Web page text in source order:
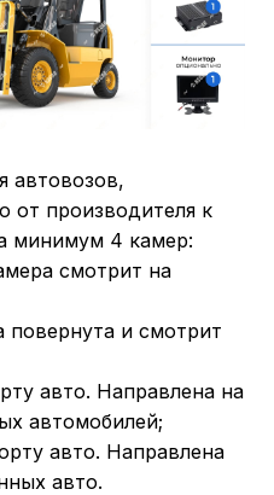
автовозов,
от производителя к
минимум 4 камер:
смотрит на
и смотрит
авто. Направлена на
автомобилей;
авто. Направлена
авто.